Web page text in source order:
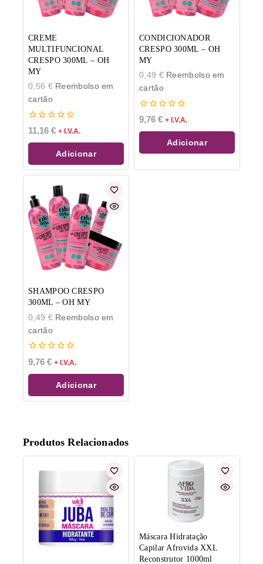
CREME
MULTIFUNCIONAL
CRESPO 300ML – OH
MY
0,56 €Reembolso em
cartão
0
de
5
11,16 € + I.V.A.
Adicionar
CONDICIONADOR
CRESPO 300ML – OH
MY
0,49 €Reembolso em
cartão
0
de
5
9,76 € + I.V.A.
Adicionar
SHAMPOO CRESPO
300ML – OH MY
0,49 €Reembolso em
cartão
0
de
5
9,76 € + I.V.A.
Adicionar
Produtos Relacionados
Máscara Hidratação
Capilar Afrovida XXL
Reconstrutor 1000ml